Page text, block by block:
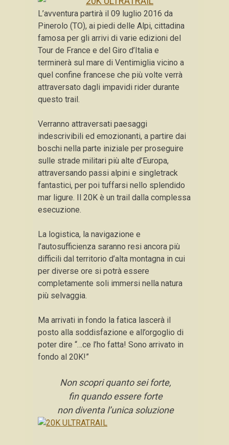
L’avventura partirà il 09 luglio 2016 da
Pinerolo (TO), ai piedi delle Alpi, cittadina
famosa per gli arrivi di varie edizioni del
Tour de France e del Giro d’Italia e
terminerà sul mare di Ventimiglia vicino a
quel confine francese che più volte verrà
attraversato dagli impavidi rider durante
questo trail.
Verranno attraversati paesaggi
indescrivibili ed emozionanti, a partire dai
boschi nella parte iniziale per proseguire
sulle strade militari più alte d’Europa,
attraversando passi alpini e singletrack
fantastici, per poi tuffarsi nello splendido
mar ligure. Il 20K è un trail dalla complessa
esecuzione.
La logistica, la navigazione e
l’autosufficienza saranno resi ancora più
difficili dal territorio d’alta montagna in cui
per diverse ore si potrà essere
completamente soli immersi nella natura
più selvaggia.
Ma arrivati in fondo la fatica lascerà il
posto alla soddisfazione e all’orgoglio di
poter dire “…ce l’ho fatta! Sono arrivato in
fondo al 20K!”
Non scopri quanto sei forte,
fin quando essere forte
non diventa l’unica soluzione